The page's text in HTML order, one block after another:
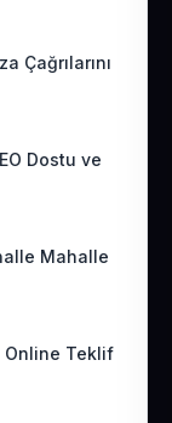
Çağrılarını
Dostu ve
Mahalle
Online Teklif